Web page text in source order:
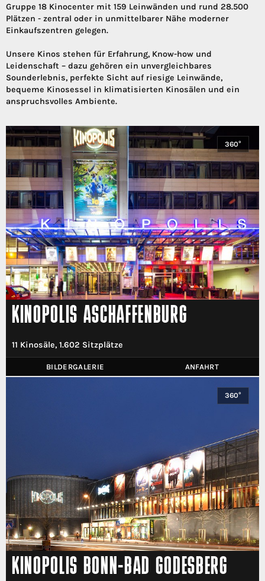
Gruppe 18 Kinocenter mit 159 Leinwänden und rund 28.500
Plätzen - zentral oder in unmittelbarer Nähe moderner
Einkaufszentren gelegen.
Unsere Kinos stehen für Erfahrung, Know-how und
Leidenschaft – dazu gehören ein unvergleichbares
Sounderlebnis, perfekte Sicht auf riesige Leinwände,
bequeme Kinosessel in klimatisierten Kinosälen und ein
anspruchsvolles Ambiente.
360°
KINOPOLIS ASCHAFFENBURG
11 Kinosäle, 1.602 Sitzplätze
BILDERGALERIE ANFAHRT
360°
KINOPOLIS BONN-BAD GODESBERG